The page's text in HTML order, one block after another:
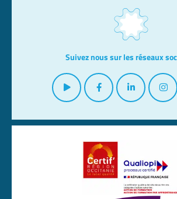
Suivez nous sur les réseaux